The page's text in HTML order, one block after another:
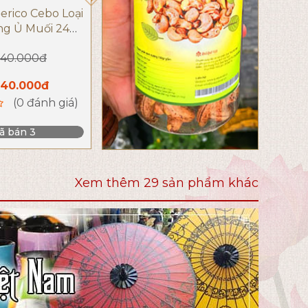
Cebo Loại
Ủ Muối 24
(0 đánh giá)
bán 3
Đùi heo muối Iberico
nguyên xương - Nhập
khẩu từ Tây Ban Nha
6.500.000đ
6.200.000đ
(0 đánh giá)
Đã bán 6
Xem thêm 29 sản phẩm khác